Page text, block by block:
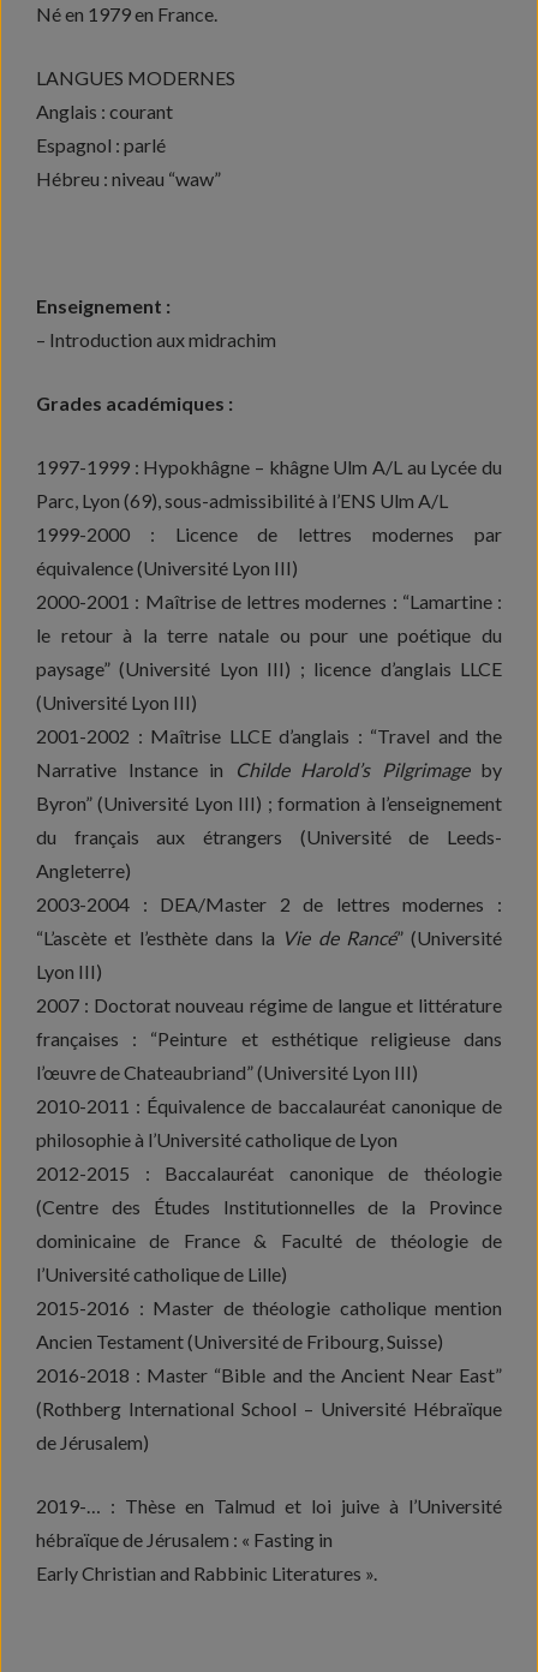
Né en 1979 en France.
LANGUES MODERNES
Anglais : courant
Espagnol : parlé
Hébreu : niveau “waw”
Enseignement :
– Introduction aux midrachim
Grades académiques :
1997-1999 : Hypokhâgne – khâgne Ulm A/L au Lycée du
Parc, Lyon (69), sous-admissibilité à l’ENS Ulm A/L
1999-2000 : Licence de lettres modernes par
équivalence (Université Lyon III)
2000-2001 : Maîtrise de lettres modernes : “Lamartine :
le retour à la terre natale ou pour une poétique du
paysage” (Université Lyon III) ; licence d’anglais LLCE
(Université Lyon III)
2001-2002 : Maîtrise LLCE d’anglais : “Travel and the
Narrative Instance in
Childe Harold’s Pilgrimageby
Byron” (Université Lyon III) ; formation à l’enseignement
du français aux étrangers (Université de Leeds-
Angleterre)
2003-2004 : DEA/Master 2 de lettres modernes :
“L’ascète et l’esthète dans la Vie de Rancé” (Université
Lyon III)
2007 : Doctorat nouveau régime de langue et littérature
françaises : “Peinture et esthétique religieuse dans
l’œuvre de Chateaubriand” (Université Lyon III)
2010-2011 : Équivalence de baccalauréat canonique de
philosophie à l’Université catholique de Lyon
2012-2015 : Baccalauréat canonique de théologie
(Centre des Études Institutionnelles de la Province
dominicaine de France & Faculté de théologie de
l’Université catholique de Lille)
2015-2016 : Master de théologie catholique mention
Ancien Testament (Université de Fribourg, Suisse)
2016-2018 : Master “Bible and the Ancient Near East”
(Rothberg International School – Université Hébraïque
de Jérusalem)
2019-… : Thèse en Talmud et loi juive à l’Université
hébraïque de Jérusalem : « Fasting in
Early Christian and Rabbinic Literatures ».